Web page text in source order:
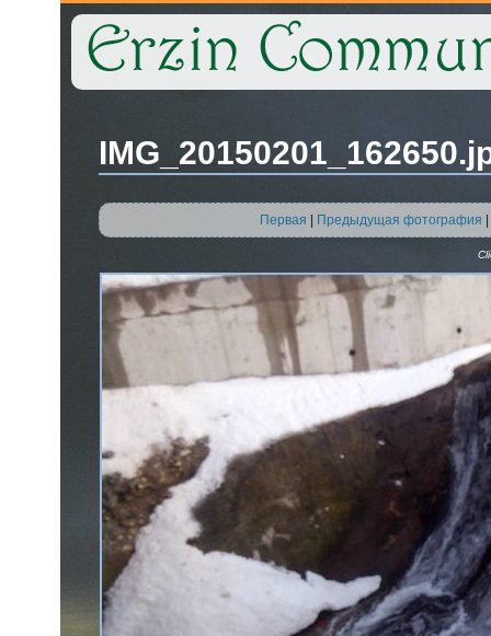
Первая Предыдущая фотография